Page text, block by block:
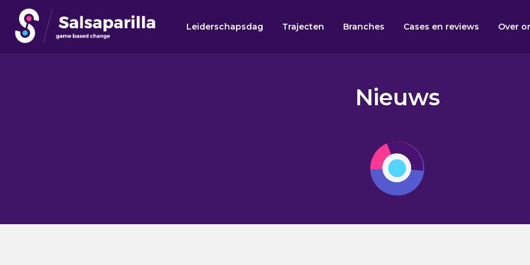
Leiderschapsdag Trajecten Branches Cases en reviews Over
Nieuws